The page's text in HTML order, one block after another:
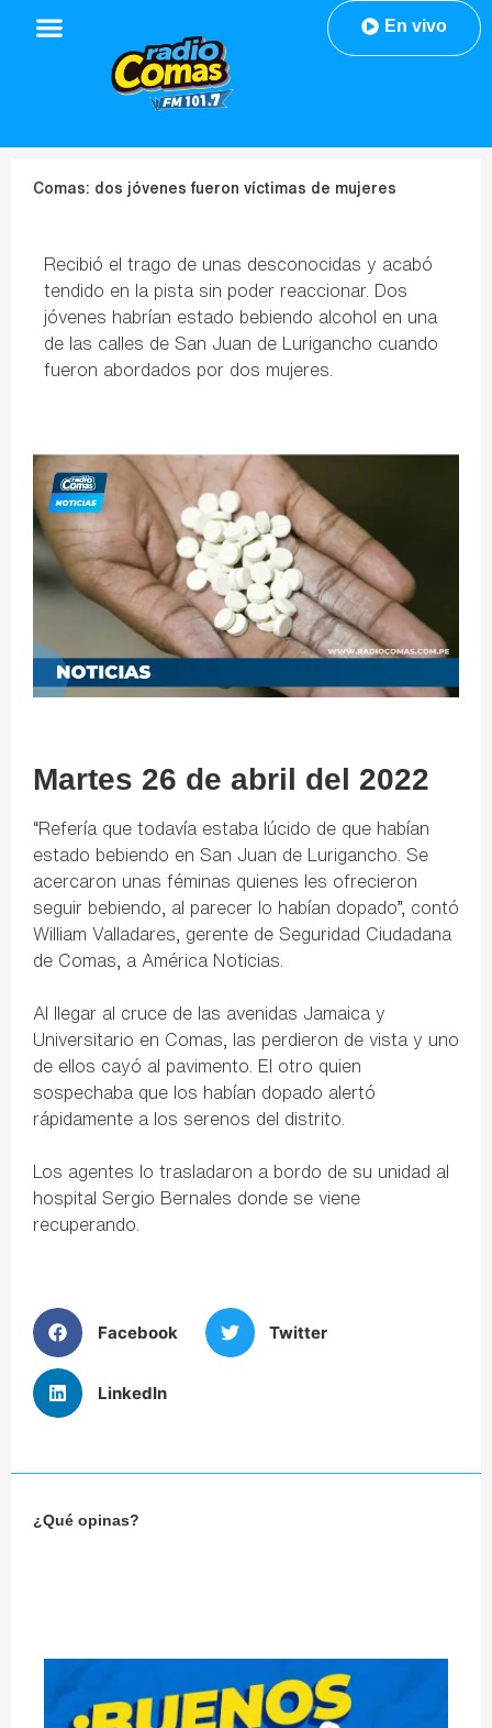
En vivo
Comas: dos jóvenes fueron víctimas de mujeres
Recibió el trago de unas desconocidas y acabó
tendido en la pista sin poder reaccionar. Dos
jóvenes habrían estado bebiendo alcohol en una
de las calles de San Juan de Lurigancho cuando
fueron abordados por dos mujeres.
Martes 26 de abril del 2022
“Refería que todavía estaba lúcido de que habían
estado bebiendo en San Juan de Lurigancho. Se
acercaron unas féminas quienes les ofrecieron
seguir bebiendo, al parecer lo habían dopado”, contó
William Valladares, gerente de Seguridad Ciudadana
de Comas, a América Noticias.
Al llegar al cruce de las avenidas Jamaica y
Universitario en Comas, las perdieron de vista y uno
de ellos cayó al pavimento. El otro quien
sospechaba que los habían dopado alertó
rápidamente a los serenos del distrito.
Los agentes lo trasladaron a bordo de su unidad al
hospital Sergio Bernales donde se viene
recuperando.
Facebook Twitter
LinkedIn
¿Qué opinas?